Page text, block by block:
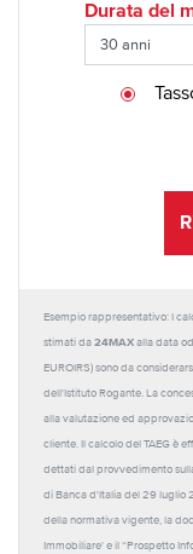
Durata del
Esempio rappresentativo: I
stimati da 24MAX alla data
EUROIRS) sono da
dell'Istituto Rogante. La
alla valutazione ed
cliente. Il calcolo del TAEG è
dettati dal provvedimento
di Banca d'Italia del 29 luglio
della normativa vigente, la
Immobiliare' e il “Prospetto